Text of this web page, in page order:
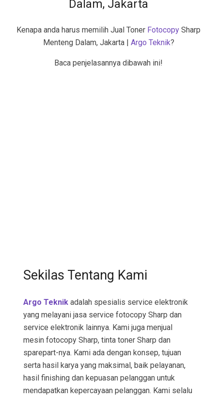
Dalam, Jakarta
Kenapa anda harus memilih Jual Toner Fotocopy Sharp
Menteng Dalam, Jakarta | Argo Teknik?
Baca penjelasannya dibawah ini!
Sekilas Tentang Kami
Argo Teknik adalah spesialis service elektronik
yang melayani jasa service fotocopy Sharp dan
service elektronik lainnya. Kami juga menjual
mesin fotocopy Sharp, tinta toner Sharp dan
sparepart-nya. Kami ada dengan konsep, tujuan
serta hasil karya yang maksimal, baik pelayanan,
hasil finishing dan kepuasan pelanggan untuk
mendapatkan kepercayaan pelanggan. Kami selalu